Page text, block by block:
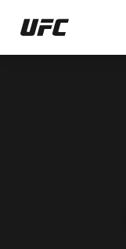
Перейти
основному